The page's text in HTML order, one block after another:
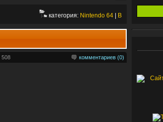
категория: Nintendo 64 B
комментариев (0)
508